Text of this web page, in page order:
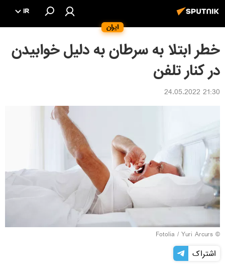
ایران
IR
خطر ابتلا به سرطان به دلیل خوابیدن
در کنار تلفن
21:30 24.05.2022
©
Fotolia / Yuri Arcurs
اشتراک